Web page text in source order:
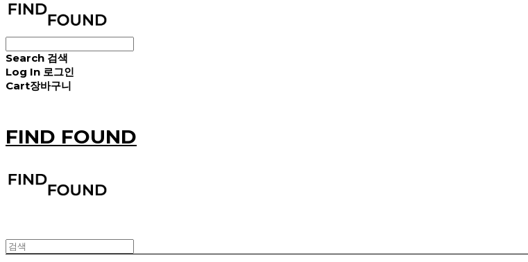
Search 검색
Log In 로그인
Cart장바구니
FIND FOUND